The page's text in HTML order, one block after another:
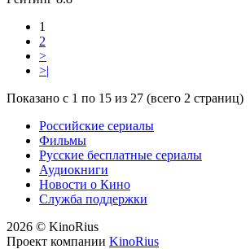
1
2
>
>|
Показано с 1 по 15 из 27 (всего 2 страниц)
Российские сериалы
Фильмы
Русские бесплатные сериалы
Аудиокниги
Новости о Кино
Служба поддержки
2026 © KinoRius
Проект компании KinoRius